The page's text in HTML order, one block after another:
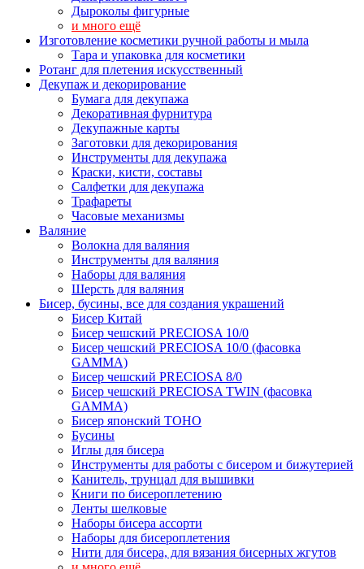
Дыроколы фигурные
и много ещё
Изготовление косметики ручной работы и мыла
Тара и упаковка для косметики
Ротанг для плетения искусственный
Декупаж и декорирование
Бумага для декупажа
Декоративная фурнитура
Декупажные карты
Заготовки для декорирования
Инструменты для декупажа
Краски, кисти, составы
Салфетки для декупажа
Трафареты
Часовые механизмы
Валяние
Волокна для валяния
Инструменты для валяния
Наборы для валяния
Шерсть для валяния
Бисер, бусины, все для создания украшений
Бисер Китай
Бисер чешский PRECIOSA 10/0
Бисер чешский PRECIOSA 10/0 (фасовка
GAMMA)
Бисер чешский PRECIOSA 8/0
Бисер чешский PRECIOSA TWIN (фасовка
GAMMA)
Бисер японский TOHO
Бусины
Иглы для бисера
Инструменты для работы с бисером и бижутерией
Канитель, трунцал для вышивки
Книги по бисероплетению
Ленты шелковые
Наборы бисера ассорти
Наборы для бисероплетения
Нити для бисера, для вязания бисерных жгутов